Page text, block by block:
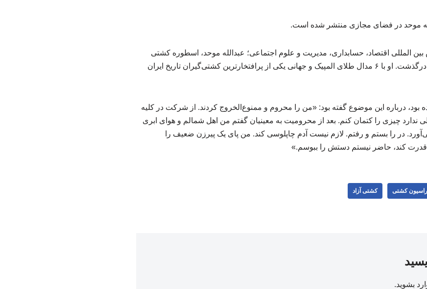
موحد در فضای مجازی منتشر شده است.
المللی اقتصاد، حسابداری، مدیریت و علوم اجتماعی؛ عبدالله موحد، اسطوره کشتی
ایران دیروز در سن ۸۶ سالگی درگذشت. او با ۶ مدال طلای المپیک و جهانی یکی از پرافتخارترین کشتی‌گیران تاریخ ایران
بود، درباره این موضوع گفته بود: «من را محروم و ممنوع‌الخروج کردند. از شرکت در کلیه
چیزی را کتمان کنم. بعد از محرومیت به معینیان گفتم من اهل شمالم و هوای ابری
در را بستم و رفتم. لازم نیست آدم چاپلوسی کند. من پای یک پیرزن ضعیف را
کند، حاضر نیستم دستش را ببوسم.»
کشتی کشتی آزاد
بشوید.